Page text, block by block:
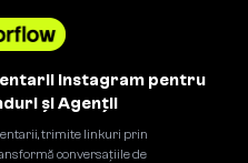
Instagram pentru
și Agenții
trimite linkuri prin
conversațiile de